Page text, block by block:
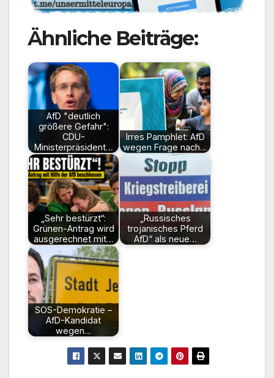
Ähnliche Beiträge:
AfD "deutlich
größere Gefahr":
CDU-
Ministerpräsident…
Irres Pamphlet: AfD
wegen Frage nach…
„Sehr bestürzt“:
Grünen-Antrag wird
ausgerechnet mit…
„Russisches
trojanisches Pferd
AfD“ als neue…
SOS-Demokratie –
AfD-Kandidat
wegen…